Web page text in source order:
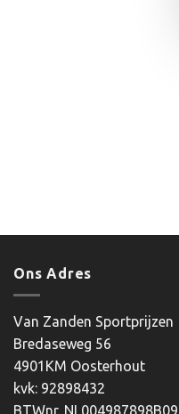
Ons Adres
Van Zanden Sportprijzen
Bredaseweg 56
4901KM Oosterhout
kvk: 92898432
BTWnr. NL004987898B09